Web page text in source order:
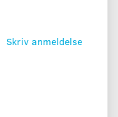
Skriv anmeldelse